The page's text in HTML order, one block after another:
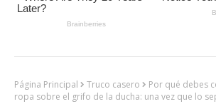
Página Principal Truco casero
Por qué debes
ropa sobre el grifo de la ducha: una vez que lo